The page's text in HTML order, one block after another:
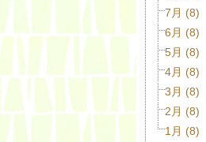
7月 (8)
6月 (8)
5月 (8)
4月 (8)
3月 (8)
2月 (8)
1月 (8)